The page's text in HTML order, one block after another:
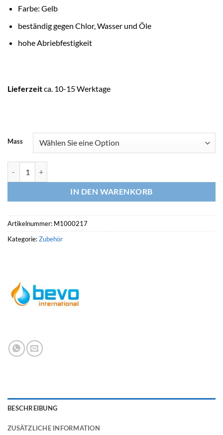
Farbe: Gelb
beständig gegen Chlor, Wasser und Öle
hohe Abriebfestigkeit
Lieferzeitca. 10-15 Werktage
Mass
IN DEN WARENKORB
Artikelnummer: M1000217
Kategorie:Zubehör
BESCHREIBUNG
ZUSÄTZLICHE INFORMATION